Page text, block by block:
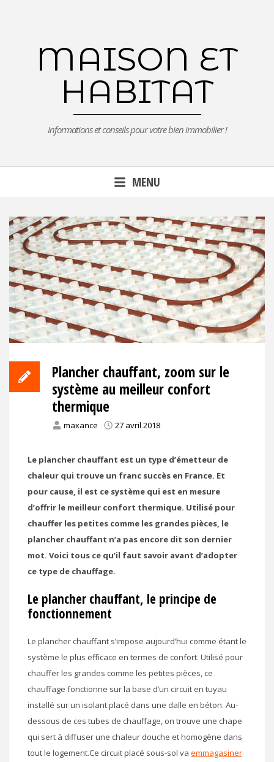
MAISON ET
HABITAT
Informations et conseils pour votre bien immobilier !
MENU
Plancher chauffant, zoom sur le
système au meilleur confort
thermique
maxance 27 avril 2018
Le plancher chauffant est un type d’émetteur de
chaleur qui trouve un franc succès en France. Et
pour cause, il est ce système qui est en mesure
d’offrir le meilleur confort thermique. Utilisé pour
chauffer les petites comme les grandes pièces, le
plancher chauffant n’a pas encore dit son dernier
mot. Voici tous ce qu’il faut savoir avant d’adopter
ce type de chauffage.
Le plancher chauffant, le principe de
fonctionnement
Le plancher chauffant s’impose aujourd’hui comme étant le
système le plus efficace en termes de confort. Utilisé pour
chauffer les grandes comme les petites pièces, ce
chauffage fonctionne sur la base d’un circuit en tuyau
installé sur un isolant placé dans une dalle en béton. Au-
dessous de ces tubes de chauffage, on trouve une chape
qui sert à diffuser une chaleur douche et homogène dans
tout le logement.Ce circuit placé sous-sol va emmagasiner